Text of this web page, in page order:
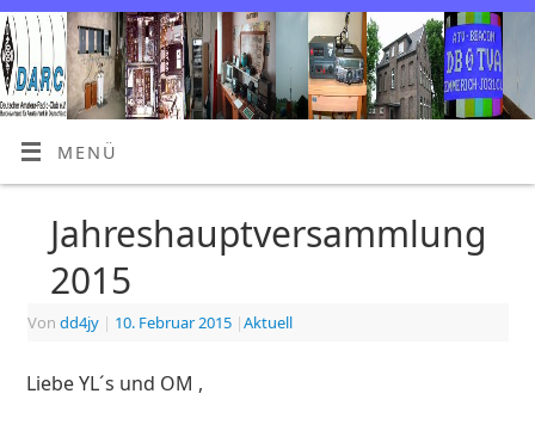
MENÜ
Jahreshauptversammlung
2015
Von dd4jy | 10. Februar 2015 |Aktuell
Liebe YL´s und OM ,